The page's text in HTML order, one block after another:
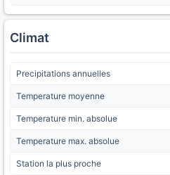
Climat
Precipitations annuelles
Temperature moyenne
Temperature min. absolue
Temperature max. absolue
Station la plus proche